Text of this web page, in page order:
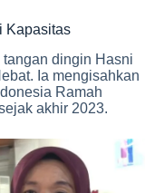
Kapasitas
dingin Hasni
Ia mengisahkan
Ramah
akhir 2023.